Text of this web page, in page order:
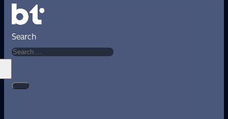
Search